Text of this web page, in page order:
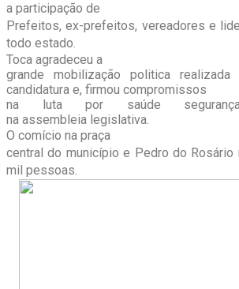
a participação de
Prefeitos, ex-prefeitos, vereadores e
todo estado.
Toca agradeceu a
grande mobilização politica
candidatura e, firmou compromissos
na luta por saúde
na assembleia legislativa.
O comício na praça
central do município e Pedro do Rosário
mil pessoas.